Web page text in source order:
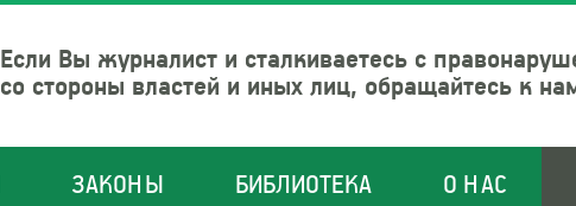
Если Вы журналист и сталкиваетесь с
со стороны властей и иных лиц, обращайтесь к
ЗАКОНЫ БИБЛИОТЕКА О НАС